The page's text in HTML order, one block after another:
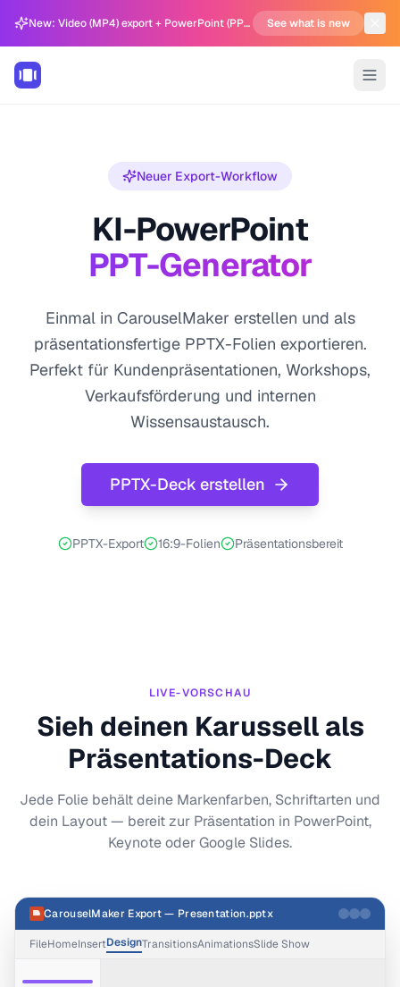
New: Video (MP4) export + PowerPoint (PPTX) support in Carousel Generator See what is new
Neuer Export-Workflow
KI-PowerPoint
PPT-Generator
Einmal in CarouselMaker erstellen und als
präsentationsfertige PPTX-Folien exportieren.
Perfekt für Kundenpräsentationen, Workshops,
Verkaufsförderung und internen
Wissensaustausch.
PPTX-Deck erstellen
PPTX-Export 16:9-Folien Präsentationsbereit
LIVE-VORSCHAU
Sieh deinen Karussell als
Präsentations-Deck
Jede Folie behält deine Markenfarben, Schriftarten und
dein Layout — bereit zur Präsentation in PowerPoint,
Keynote oder Google Slides.
CarouselMaker Export — Presentation.pptx
FileHomeInsertDesignTransitionsAnimationsSlide Show